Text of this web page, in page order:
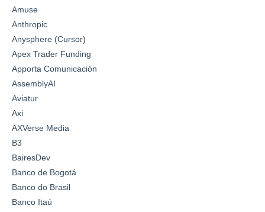
Amuse
Anthropic
Anysphere (Cursor)
Apex Trader Funding
Apporta Comunicación
AssemblyAI
Aviatur
Axi
AXVerse Media
B3
BairesDev
Banco de Bogotá
Banco do Brasil
Banco Itaú